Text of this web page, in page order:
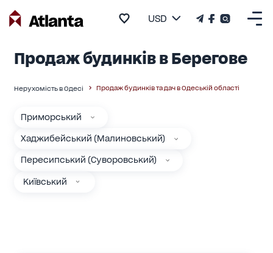
USD
Продаж будинків в Берегове
Нерухомість в Одесі Продаж будинків та дач в Одеській області
Приморський
Хаджибейський (Малиновський)
Пересипський (Суворовський)
Київський